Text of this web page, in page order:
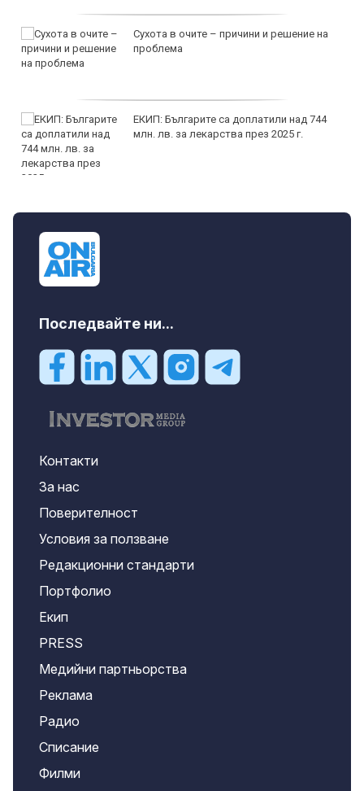
Сухота в очите – причини и решение на
проблема
ЕКИП: Българите са доплатили над 744
млн. лв. за лекарства през 2025 г.
Последвайте ни...
Контакти
За нас
Поверителност
Условия за ползване
Редакционни стандарти
Портфолио
Екип
PRESS
Медийни партньорства
Реклама
Радио
Списание
Филми